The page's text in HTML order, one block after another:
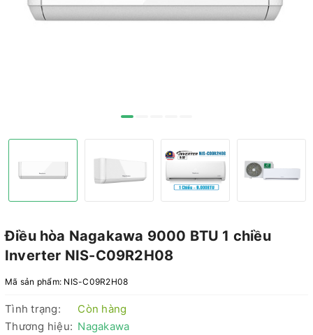
Điều hòa Nagakawa 9000 BTU 1 chiều
Inverter NIS-C09R2H08
Mã sản phẩm: NIS-C09R2H08
Tình trạng:
Còn hàng
Thương hiệu: Nagakawa